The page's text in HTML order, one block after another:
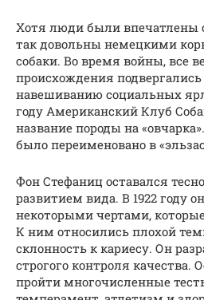
Хотя люди были впечатлены
так довольны немецкими
собаки. Во время войны, все
происхождения
навешиванию социальных
году Американский Клуб
название породы на
было переименовано в
Фон Стефаниц оставался
развитием вида. В 1922 году
некоторыми чертами,
К ним относились плохой
склонность к кариесу. Он
строгого контроля
пройти многочисленные